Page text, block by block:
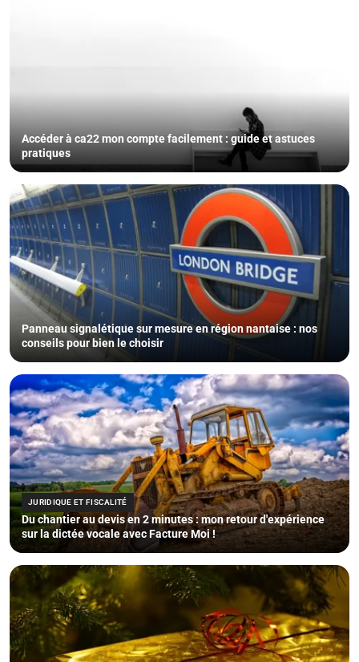
Accéder à ca22 mon compte facilement : guide et astuces
pratiques
Panneau signalétique sur mesure en région nantaise : nos
conseils pour bien le choisir
JURIDIQUE ET FISCALITÉ
Du chantier au devis en 2 minutes : mon retour d'expérience
sur la dictée vocale avec Facture Moi !